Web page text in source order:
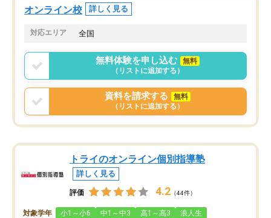
オンラインツールを使用した単語帳の
共有があり宿題もそちらで出される形
でした。
言う事で講師変更の申し出があり、あ
まりに短期での変更だった為、塾に通
う事にして退会しました。遅れも取り
戻せ、授業内容や講師の方は良かった
と思います。
オンライン校 詳しく見る
対応エリア 全国
無料体験を申し込む
無料
（リストに追加する）
資料を請求する
無料
（リストに追加する）
トライのオンライン個別指導塾
詳しく見る
評価 4.2 （44件）
対象学年 小1～小6 中1～中3 高1～高3 浪人生